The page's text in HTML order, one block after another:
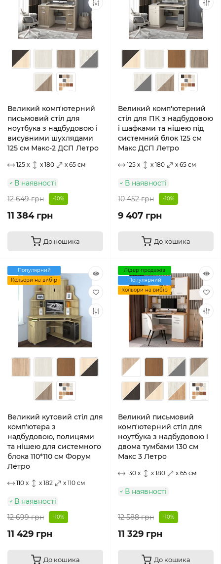
Великий комп'ютерний
письмовий стіл для
ноутбука з надбудовою і
висувними шухлядами
125 см Макс-2 ДСП Летро
125 x x 180 x 65 см
В наявності
12 649 грн
-10%
11 384 грн
До кошика
Великий комп'ютерний
стіл для ПК з надбудовою
і шафками та нішею під
системний блок 125 см
Макс ДСП Летро
125 x x 180 x 65 см
В наявності
10 452 грн
-10%
9 407 грн
До кошика
Популярний
Кольори на вибір
Великий кутовий стіл для
комп'ютера з
надбудовою, полицями
та нішею для системного
блока 110*110 см Форум
Летро
110 x x 182 x 110 см
В наявності
12 699 грн
-10%
11 429 грн
До кошика
Лідер продажів
Популярний
Кольори на вибір
Великий письмовий
комп'ютерний стіл для
ноутбука з надбудовою і
двома тумбами 130 см
Макс 3 Летро
130 x x 180 x 65 см
В наявності
12 588 грн -10%
11 329 грн
До кошика